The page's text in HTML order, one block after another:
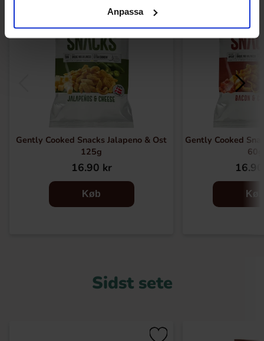
Anpassa
Gently Cooked Snacks Jalapeno & Ost
125g
16.90 kr
Køb
Gently Cooked
60g
Køb
Sidst sete